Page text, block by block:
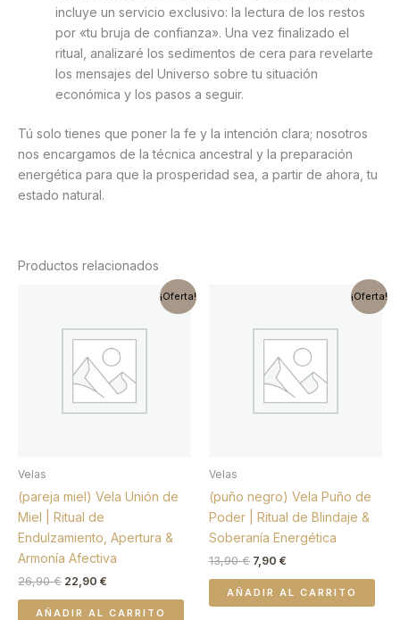
incluye un servicio exclusivo: la lectura de los restos
por «tu bruja de confianza». Una vez finalizado el
ritual, analizaré los sedimentos de cera para revelarte
los mensajes del Universo sobre tu situación
económica y los pasos a seguir.
Tú solo tienes que poner la fe y la intención clara; nosotros
nos encargamos de la técnica ancestral y la preparación
energética para que la prosperidad sea, a partir de ahora, tu
estado natural.
Productos relacionados
¡Oferta!
Velas
(pareja miel) Vela Unión de
Miel | Ritual de
Endulzamiento, Apertura &
Armonía Afectiva
26,90€
era:
26,90 €.
22,90 €
es:
22,90 €.
AÑADIR AL CARRITO
¡Oferta!
Velas
(puño negro) Vela Puño de
Poder | Ritual de Blindaje &
Soberanía Energética
13,90€
era:
7,90 €
es:
7,90 €.
AÑADIR AL CARRITO